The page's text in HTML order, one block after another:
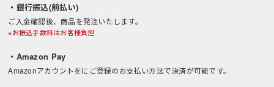
・銀行振込(前払い)
ご入金確認後、商品を発注いたします。
※お振込手数料はお客様負担
・Amazon Pay
Amazonアカウントをにご登録のお支払い方法で決済が可能です。